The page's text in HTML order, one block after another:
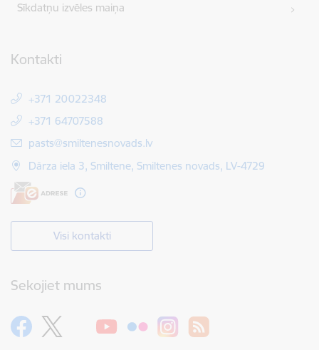
Sīkdatņu izvēles maiņa
Kontakti
+371 20022348
+371 64707588
E-pasts:
pasts@smiltenesnovads.lv
Dārza iela 3, Smiltene, Smiltenes novads, LV-4729
Visi kontakti
Sekojiet mums